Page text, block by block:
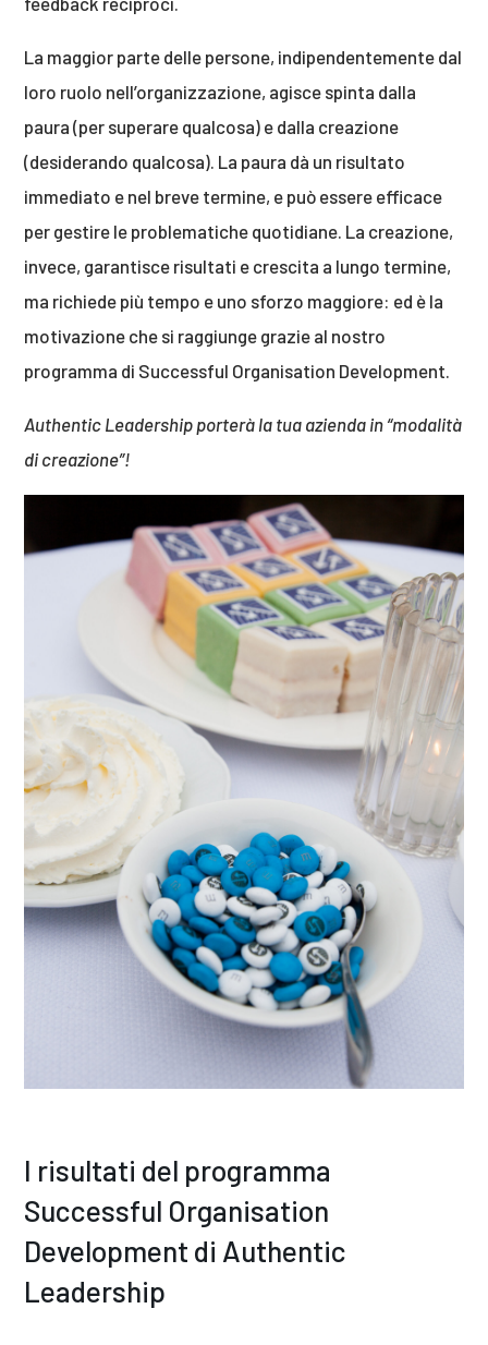
La maggior parte delle persone, indipendentemente dal
loro ruolo nell’organizzazione, agisce spinta dalla
paura (per superare qualcosa) e dalla creazione
(desiderando qualcosa). La paura dà un risultato
immediato e nel breve termine, e può essere efficace
per gestire le problematiche quotidiane. La creazione,
invece, garantisce risultati e crescita a lungo termine,
ma richiede più tempo e uno sforzo maggiore: ed è la
motivazione che si raggiunge grazie al nostro
programma di Successful Organisation Development.
Authentic Leadership porterà la tua azienda in “modalità
di creazione”!
I risultati del programma
Successful Organisation
Development di Authentic
Leadership